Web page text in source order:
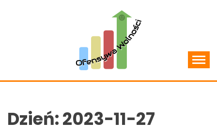
Dzień:2023-11-27